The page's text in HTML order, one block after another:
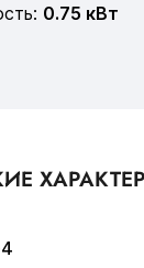
0.75 кВт